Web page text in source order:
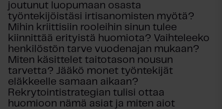
joutunut luopumaan osasta
työntekijöistäsi irtisanomisten myötä?
Mihin kriittisiin rooleihin sinun tulee
kiinnittää erityistä huomiota? Vaihteleeko
henkilöstön tarve vuodenajan mukaan?
Miten käsittelet taitotason nousun
tarvetta? Jääkö monet työntekijät
eläkkeelle samaan aikaan?
Rekrytointistrategian tulisi ottaa
huomioon nämä asiat ja miten aiot